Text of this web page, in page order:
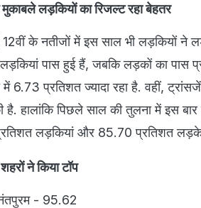
लड़कियों का रिजल्ट रहा बेहतर
12वीं के नतीजों में इस साल भी लड़कियों ने
पास हुई हैं, जबकि लड़कों का पास
6.73 प्रतिशत ज्यादा रहा है. वहीं,
है. हालांकि पिछले साल की तुलना में इस
लड़कियां और 85.70 प्रतिशत
ने किया टॉप
- 95.62